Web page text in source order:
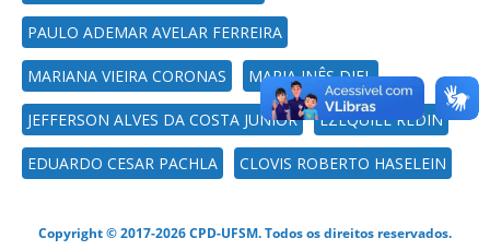
PAULO ADEMAR AVELAR FERREIRA
MARIANA VIEIRA CORONAS MARIA INÊS DIEL
JEFFERSON ALVES DA COSTA JUNIOR EZEQUIEL REDIN
EDUARDO CESAR PACHLA CLOVIS ROBERTO HASELEIN
Copyright © 2017-2026 CPD-UFSM. Todos os direitos reservados.